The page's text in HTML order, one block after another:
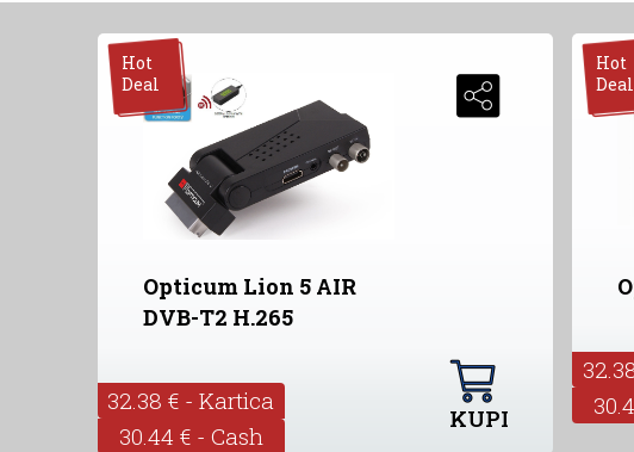
Hot
Deal
Opticum Lion 5 AIR
DVB-T2 H.265
32.38 € - Kartica
30.44 € - Cash
KUPI
Hot
Deal